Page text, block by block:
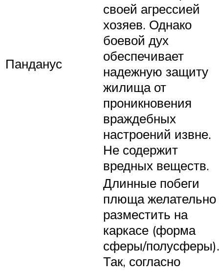
Панданус
своей агрессией
хозяев. Однако
боевой дух
обеспечивает
надежную защиту
жилища от
проникновения
враждебных
настроений извне.
Не содержит
вредных веществ.
Длинные побеги
плюща желательно
разместить на
каркасе (форма
сферы/полусферы).
Так, согласно